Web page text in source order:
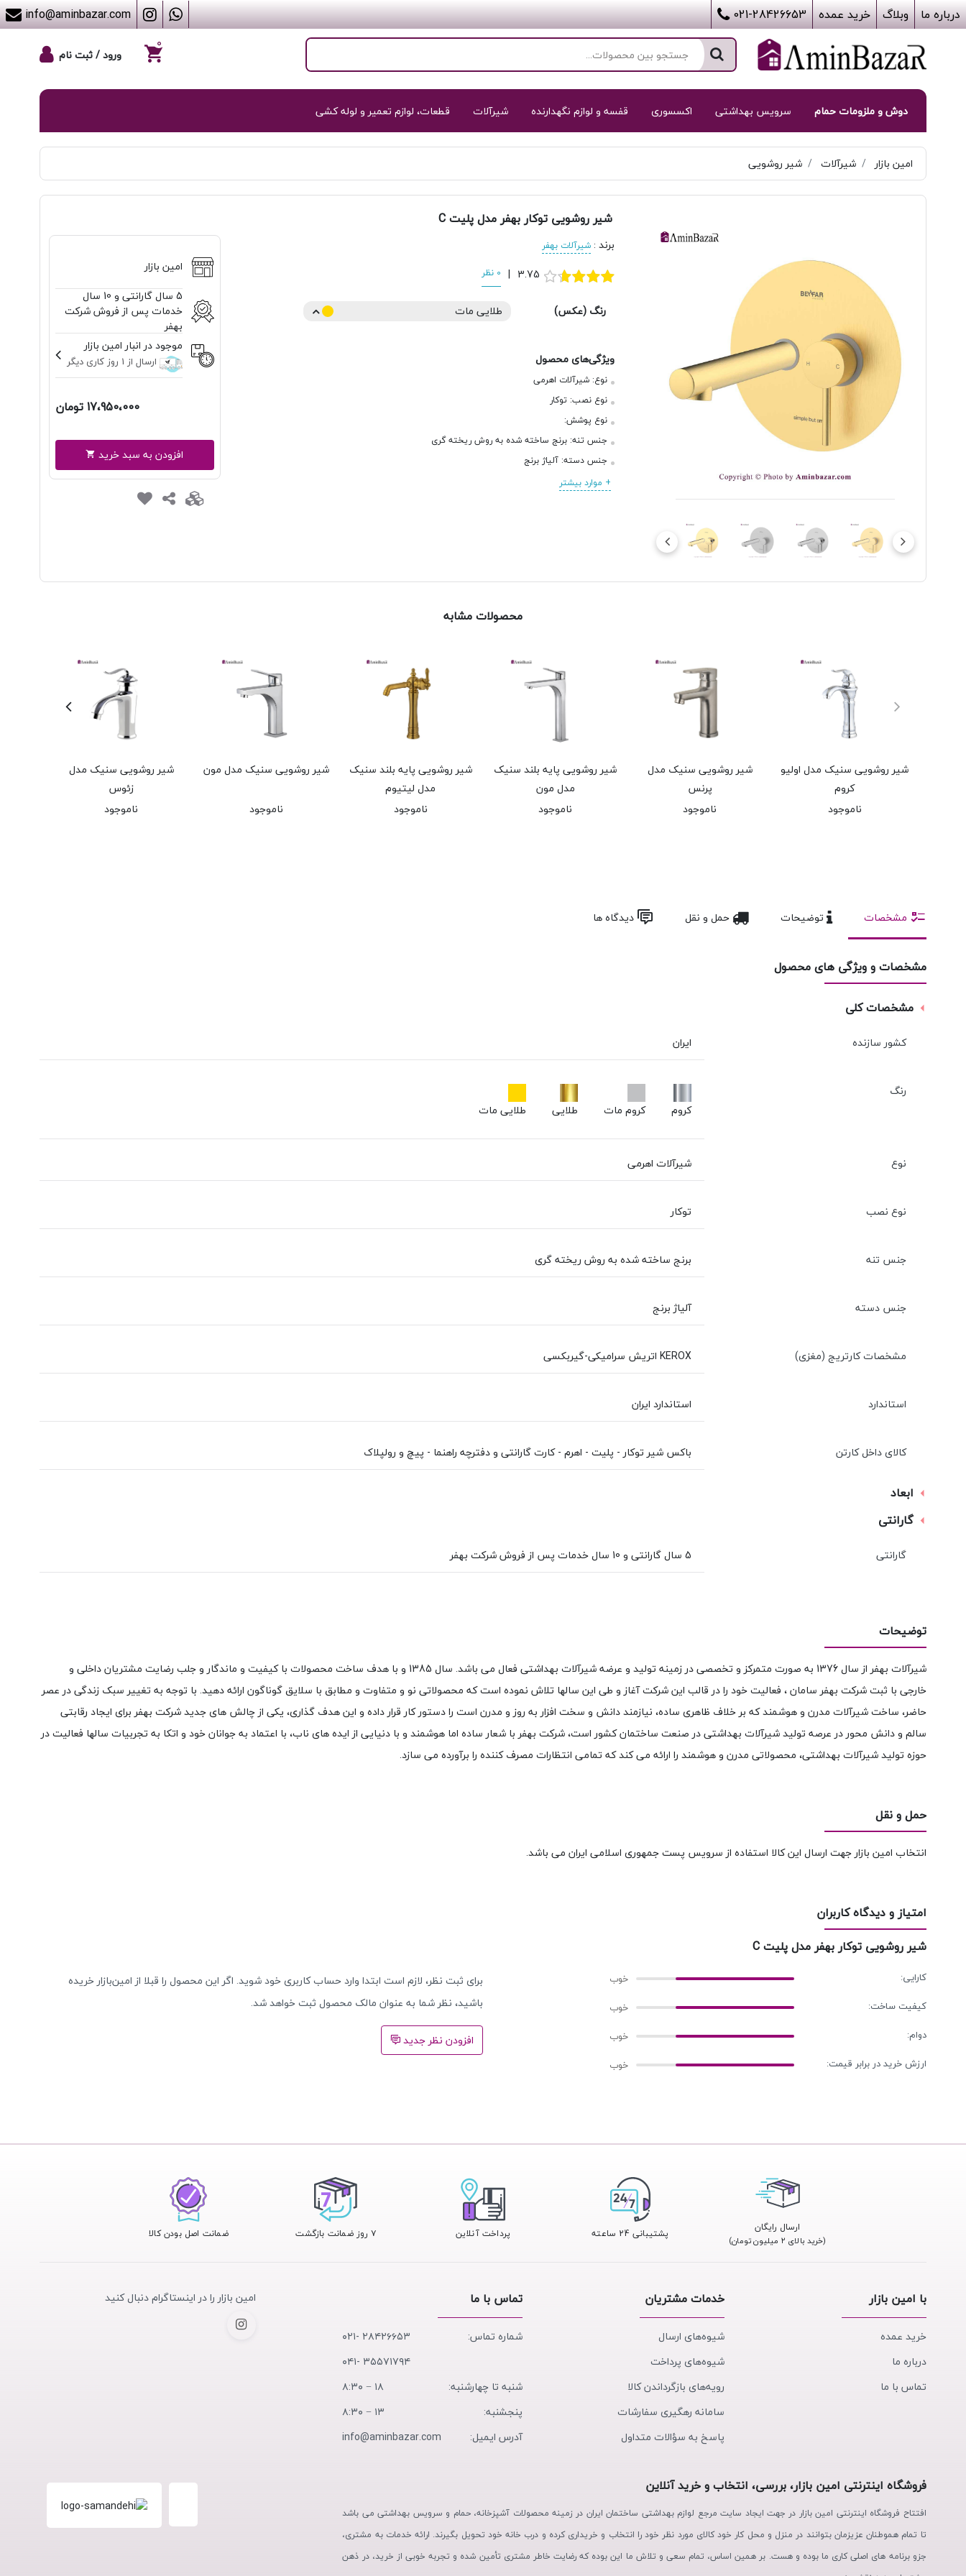
info@aminbazar.com درباره ما وبلاگ خرید عمده 021-28426653
ورود / ثبت نام
۰
دوش و ملزومات حمام سرویس بهداشتی اکسسوری قفسه و لوازم نگهدارنده شیرآلات قطعات، لوازم تعمیر و لوله کشی
امین بازار شیرآلات شیر روشویی
شیر روشویی توکار بهفر مدل پلیت C
برند: شیرآلات بهفر
3.75
| 0 نظر
رنگ (عکس) طلایی مات
ویژگی‌های محصول
نوع: شیرآلات اهرمی
نوع نصب: توکار
نوع پوشش:
جنس تنه: برنج ساخته شده به روش ریخته گری
جنس دسته: آلیاژ برنج
+ موارد بیشتر
امین بازار
5 سال گارانتی و 10 سال
خدمات پس از فروش شرکت
بهفر
موجود در انبار امین بازار
ارسال از 1 روز کاری دیگر
17،950،000 تومان
افزودن به سبد خرید
محصولات مشابه
شیر روشویی سنیک مدل اولیو
کروم
ناموجود
شیر روشویی سنیک مدل
پرنس
ناموجود
شیر روشویی پایه بلند سنیک
مدل مون
ناموجود
شیر روشویی پایه بلند سنیک
مدل لیتیوم
ناموجود
شیر روشویی سنیک مدل مون
ناموجود
شیر روشویی سنیک مدل
زئوس
ناموجود
مشخصات توضیحات حمل و نقل دیدگاه ها
مشخصات و ویژگی های محصول
مشخصات کلی
کشور سازنده ایران
رنگ
کروم
کروم مات طلایی طلایی مات
نوع شیرآلات اهرمی
نوع نصب توکار
جنس تنه برنج ساخته شده به روش ریخته گری
جنس دسته آلیاژ برنج
مشخصات کارتریج (مغزی) KEROX اتریش سرامیکی-گیربکسی
استاندارد استاندارد ایران
کالای داخل کارتن باکس شیر توکار - پلیت - اهرم - کارت گارانتی و دفترچه راهنما - پیچ و رولپلاک
ابعاد
گارانتی
گارانتی 5 سال گارانتی و 10 سال خدمات پس از فروش شرکت بهفر
توضیحات
شیرآلات بهفر از سال 1376 به صورت متمرکز و تخصصی در زمینه تولید و عرضه شیرآلات بهداشتی فعال می باشد. سال 1385 و با هدف ساخت محصولات با کیفیت و ماندگار و جلب رضایت مشتریان داخلی و
خارجی با ثبت شرکت بهفر سامان ، فعالیت خود را در قالب این شرکت آغاز و طی این سالها تلاش نموده است که محصولاتی نو و متفاوت و مطابق با سلایق گوناگون ارائه دهید. با توجه به تغییر سبک زندگی در عصر
حاضر، ساخت شیرآلات مدرن و هوشمند که بر خلاف ظاهری ساده، نیازمند دانش و سخت افزار به روز و مدرن است را دستور کار قرار داده و این هدف گذاری، یکی از چالش های جدید شرکت بهفر برای ایجاد رقابتی
سالم و دانش محور در عرصه تولید شیرآلات بهداشتی در صنعت ساختمان کشور است، شرکت بهفر با شعار ساده اما هوشمند و با دنیایی از ایده های ناب، با اعتماد به جوانان خود و اتکا به تجربیات سالها فعالیت در
حوزه تولید شیرآلات بهداشتی، محصولاتی مدرن و هوشمند را ارائه می کند که تمامی انتظارات مصرف کننده را برآورده می سازد.
حمل و نقل
انتخاب امین بازار جهت ارسال این کالا استفاده از سرویس پست جمهوری اسلامی ایران می باشد.
امتیاز و دیدگاه کاربران
شیر روشویی توکار بهفر مدل پلیت C
کارایی:
کیفیت ساخت:
دوام:
ارزش خرید در برابر قیمت:
برای ثبت نظر، لازم است ابتدا وارد حساب کاربری خود شوید. اگر این محصول را قبلا از امین‌بازار خریده
باشید، نظر شما به عنوان مالک محصول ثبت خواهد شد.
افزودن نظر جدید
ارسال رایگان
(خرید بالای ۲ میلیون تومان) پشتیبانی 24 ساعته پرداخت آنلاین ۷ روز ضمانت بازگشت ضمانت اصل بودن کالا
با امین بازار
خرید عمده
درباره ما
تماس با ما
خدمات مشتریان
شیوه‌های ارسال
شیوه‌های پرداخت
رویه‌های بازگرداندن کالا
سامانه رهگیری سفارشات
پاسخ به سؤالات متداول
تماس با ما
شماره تماس:
۲۸۴۲۶۶۵۳ -۰۲۱
۳۵۵۷۱۷۹۴ -۰۴۱
شنبه تا چهارشنبه:
۱۸ − ۸:۳۰
پنجشنبه:
۱۳ − ۸:۳۰
آدرس ایمیل:
info@aminbazar.com
امین بازار را در اینستاگرام دنبال کنید
فروشگاه اینترنتی امین بازار، بررسی، انتخاب و خرید آنلاین
افتتاح فروشگاه اینترنتی امین بازار در جهت ایجاد سایت مرجع لوازم بهداشتی ساختمان ایران در زمینه محصولات آشپزخانه، حمام و سرویس بهداشتی می باشد
تا تمام هموطنان عزیزمان بتوانند در منزل و محل کار خود کالای مورد نظر خود را انتخاب و خریداری کرده و درب خانه خود تحویل بگیرند. ارائه خدمات به مشتری،
جزو برنامه های اصلی کاری ما بوده و هست. بر همین اساس، تمام سعی و تلاش ما این بوده که رضایت خاطر مشتری تأمین شده و تجربه خوبی از خرید، در ذهن